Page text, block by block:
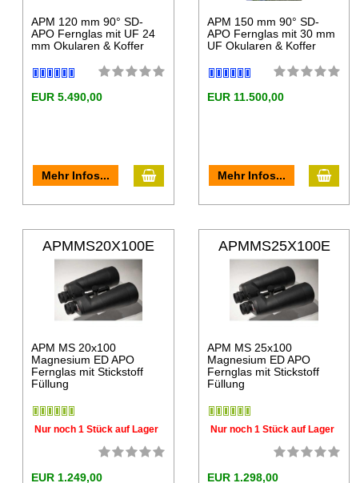
APM 120 mm 90° SD-
APO Fernglas mit UF 24
mm Okularen & Koffer
EUR 5.490,00
Mehr Infos...
APM 150 mm 90° SD-
APO Fernglas mit 30 mm
UF Okularen & Koffer
EUR 11.500,00
Mehr Infos...
APMMS20X100E
D
APM MS 20x100
Magnesium ED APO
Fernglas mit Stickstoff
Füllung
Nur noch 1 Stück auf Lager
EUR 1.249,00
APMMS25X100E
D
APM MS 25x100
Magnesium ED APO
Fernglas mit Stickstoff
Füllung
Nur noch 1 Stück auf Lager
EUR 1.298,00